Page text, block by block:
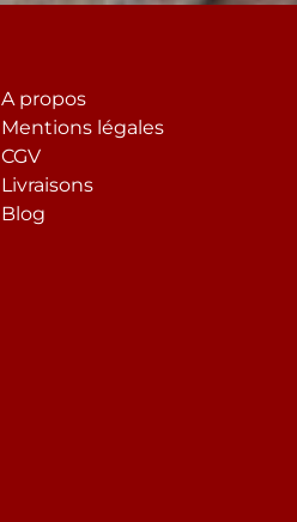
A propos
Mentions légales
CGV
Livraisons
Blog